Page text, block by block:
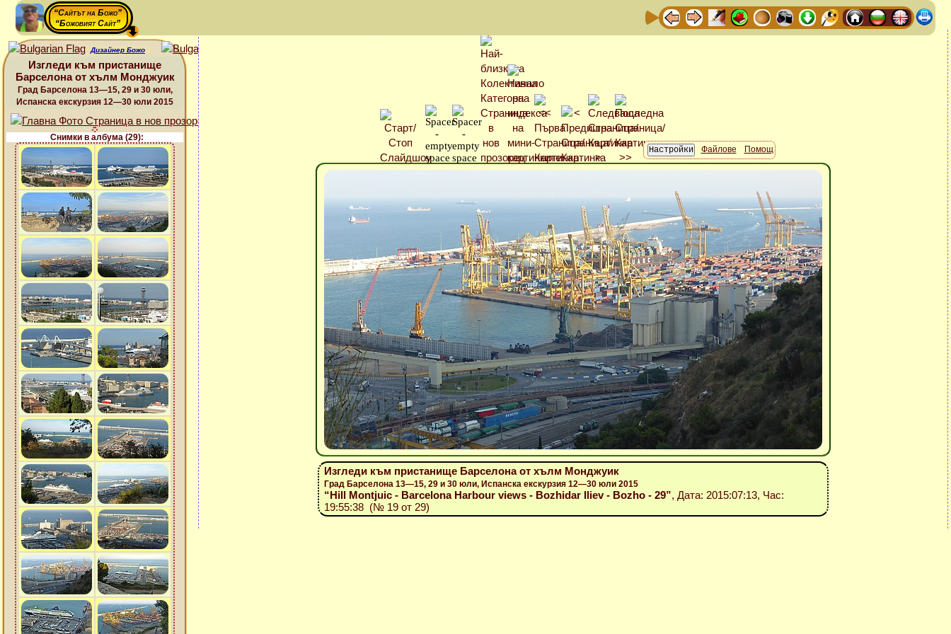
“Сайтът на Божо”
“Божовият Сайт”
Дизайнер Божо
Изгледи към пристанище
Барселона от хълм Монджуик
Град Барселона 13—15, 29 и 30 юли,
Испанска екскурзия 12—30 юли 2015
Снимки в албума (29):
Файлове
Помощ
Изгледи към пристанище Барселона от хълм Монджуик
Град Барселона 13—15, 29 и 30 юли, Испанска екскурзия 12—30 юли 2015
“Hill Montjuic - Barcelona Harbour views - Bozhidar Iliev - Bozho - 29”, Дата: 2015:07:13, Час:
19:55:38 (№ 19 от 29)